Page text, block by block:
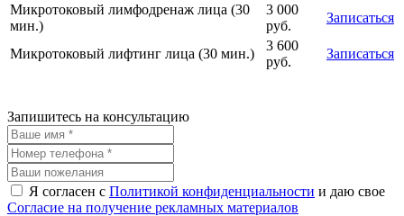
Микротоковый лимфодренаж лица (30
мин.)
3 000
руб.
Записаться
Микротоковый лифтинг лица (30 мин.)
3 600
руб.
Записаться
Запишитесь на консультацию
Я согласен с Политикой конфиденциальности и даю свое
Согласие на получение рекламных материалов